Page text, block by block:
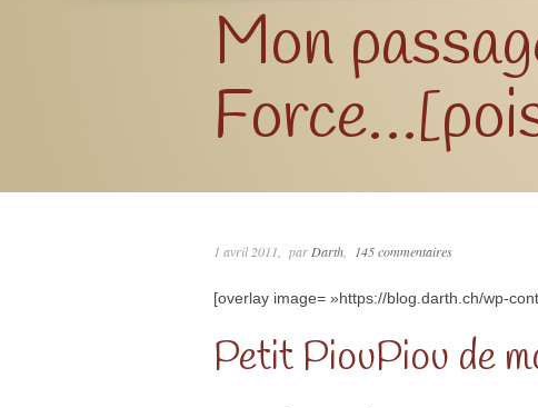
Mon
1 avril 2011 par Darth 145 commentaires
[overlay image= »https://blog.darth.ch/wp-
Petit PiouPiou de